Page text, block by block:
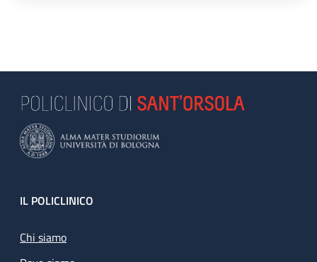
Footer
IL POLICLINICO
Chi siamo